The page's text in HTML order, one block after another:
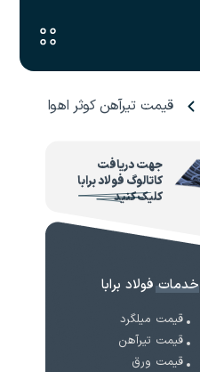
قیمت تیرآهن کوثر اهواز
جهت دریافت
کاتالوگ فولاد برابا
کلیک کنید
خدمات فولاد برابا
قیمت میلگرد
قیمت تیرآهن
قیمت ورق